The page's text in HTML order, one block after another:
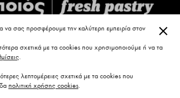
να σας προσφέρουμε την καλύτερη εμπειρία στον
σχετικά με τα cookies που χρησιμοποιούμε ή να τα
.
λεπτομέρειες σχετικά με τα cookies που
πολιτική χρήσης cookies.